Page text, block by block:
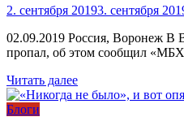
2. сентября 20193. сентября
02.09.2019 Россия, Воронеж В
пропал, об этом сообщил
Читать далее
Блоги